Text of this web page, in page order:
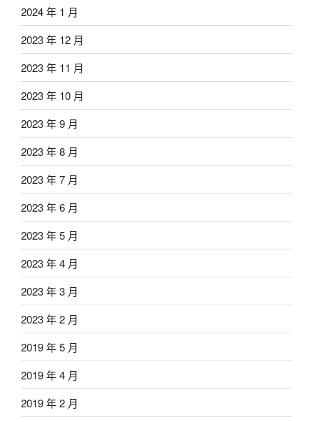
2024 年 1 月
2023 年 12 月
2023 年 11 月
2023 年 10 月
2023 年 9 月
2023 年 8 月
2023 年 7 月
2023 年 6 月
2023 年 5 月
2023 年 4 月
2023 年 3 月
2023 年 2 月
2019 年 5 月
2019 年 4 月
2019 年 2 月